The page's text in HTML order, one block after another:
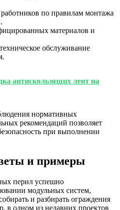
по правилам монтажа
материалов и
обслуживание
антискользящих лент на
нормативных
рекомендаций позволяет
при выполнении
и примеры
перил успешно
модульных систем,
и разбирать ограждения
в одном из недавних проектов